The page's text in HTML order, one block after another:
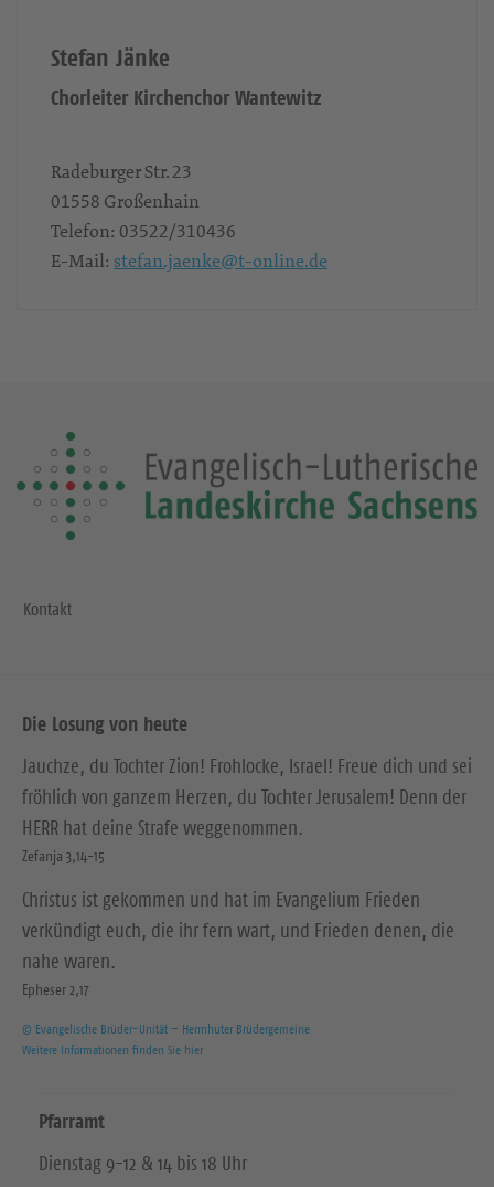
Stefan Jänke
Chorleiter Kirchenchor Wantewitz
Radeburger Str. 23
01558 Großenhain
Telefon: 03522/310436
E-Mail: stefan.jaenke@t-online.de
Kontakt
Die Losung von heute
Jauchze, du Tochter Zion! Frohlocke, Israel! Freue dich und sei
fröhlich von ganzem Herzen, du Tochter Jerusalem! Denn der
HERR hat deine Strafe weggenommen.
Zefanja 3,14-15
Christus ist gekommen und hat im Evangelium Frieden
verkündigt euch, die ihr fern wart, und Frieden denen, die
nahe waren.
Epheser 2,17
© Evangelische Brüder-Unität – Herrnhuter Brüdergemeine
Weitere Informationen finden Sie hier
Pfarramt
Dienstag 9-12 & 14 bis 18 Uhr